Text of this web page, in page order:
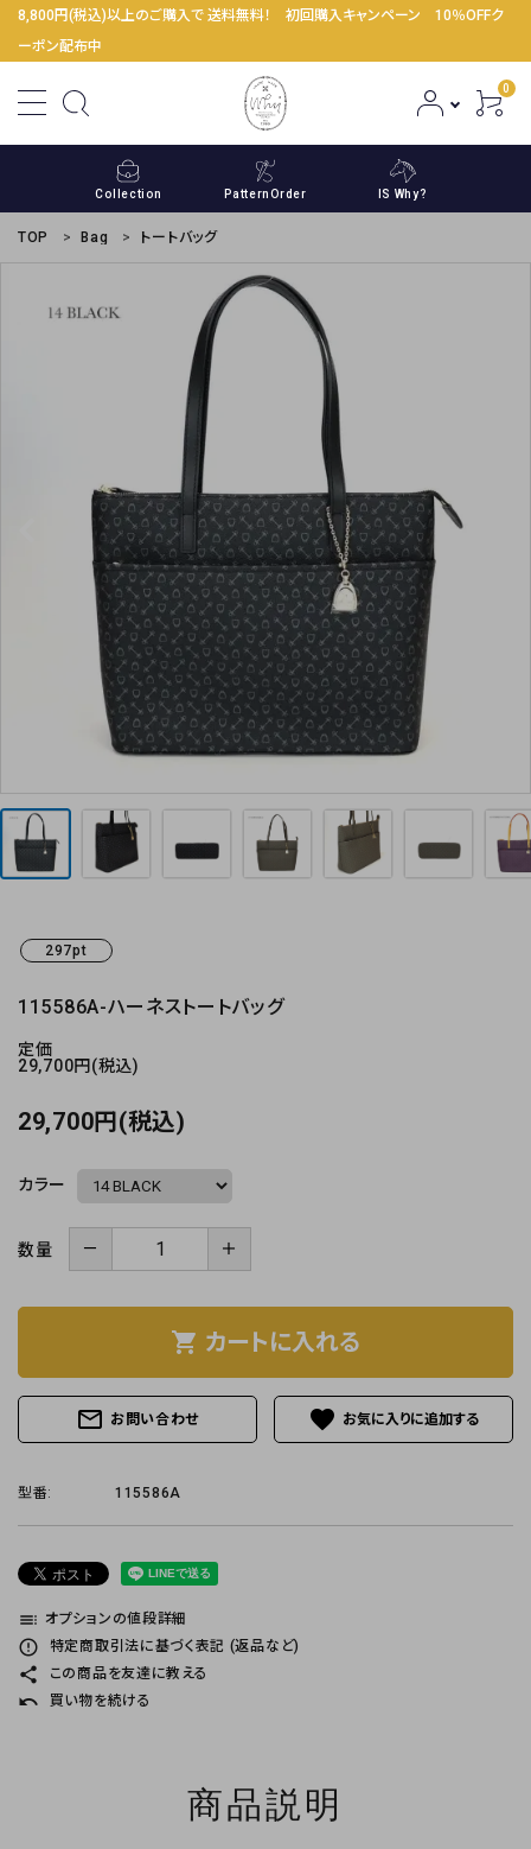
8,800円(税込)以上のご購入で 送料無料！ 初回購入キャンペーン 10％OFFク
ーポン配布中
0
Collection PatternOrder IS Why?
person
コンテンツ
お気に入り
お支払方法
プライバシーポリシー
特定商取引法について
TOP Bag トートバッグ
297pt
115586A-ハーネストートバッグ
定価
29,700円(税込)
29,700円(税込)
カラー
数量 － ＋
shopping_cart カートに入れる
mail_outline お問い合わせ favorite
型番: 115586A
toc オプションの値段詳細
error_outline 特定商取引法に基づく表記 (返品など)
share この商品を友達に教える
undo 買い物を続ける
商品説明